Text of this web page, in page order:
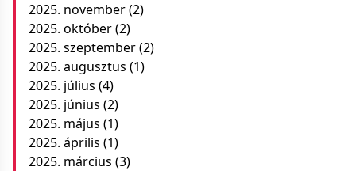
2025. november(2)
2025. október(2)
2025. szeptember(2)
2025. augusztus (1)
2025. július (4)
2025. június (2)
2025. május (1)
2025. április (1)
2025. március (3)